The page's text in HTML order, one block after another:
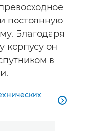
постоянную
Благодаря
корпусу он
в
